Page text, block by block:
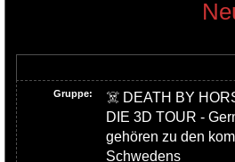
Gruppe:
☠️ DEATH BY
DIE 3D TOUR -
gehören zu den
Schwedens